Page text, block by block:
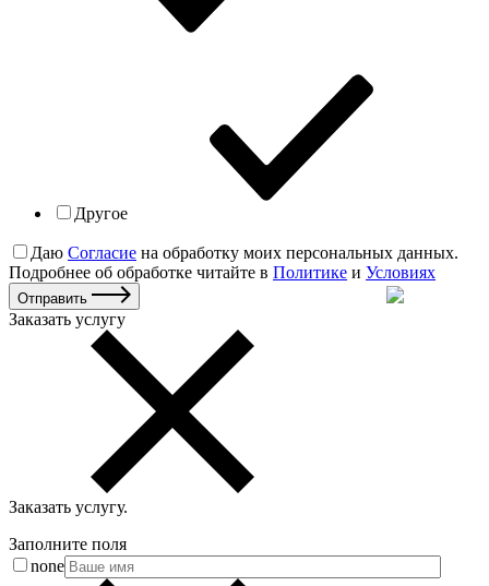
Другое
Даю Согласие на обработку моих персональных данных.
Подробнее об обработке читайте в Политике и Условиях
Отправить
Заказать услугу
Заказать услугу.
Заполните поля
none